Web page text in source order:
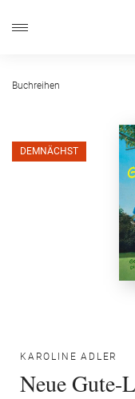
Buchreihen
DEMNÄCHST
KAROLINE ADLER
Neue Gute-